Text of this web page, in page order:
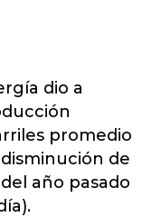
dio a
promedio
de
año pasado